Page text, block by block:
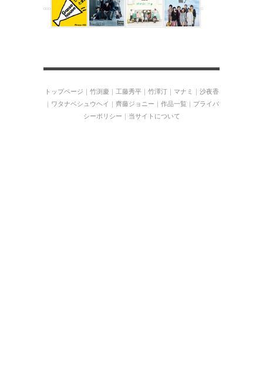
トップページ ｜ 竹渕慶 ｜ 工藤秀平｜ 竹澤汀｜ マナミ ｜ 沙夜香
｜ ワタナベシュウヘイ ｜ 齊藤ジョニー ｜ 作品一覧 ｜ プライバ
シーポリシー ｜ 当サイトについて